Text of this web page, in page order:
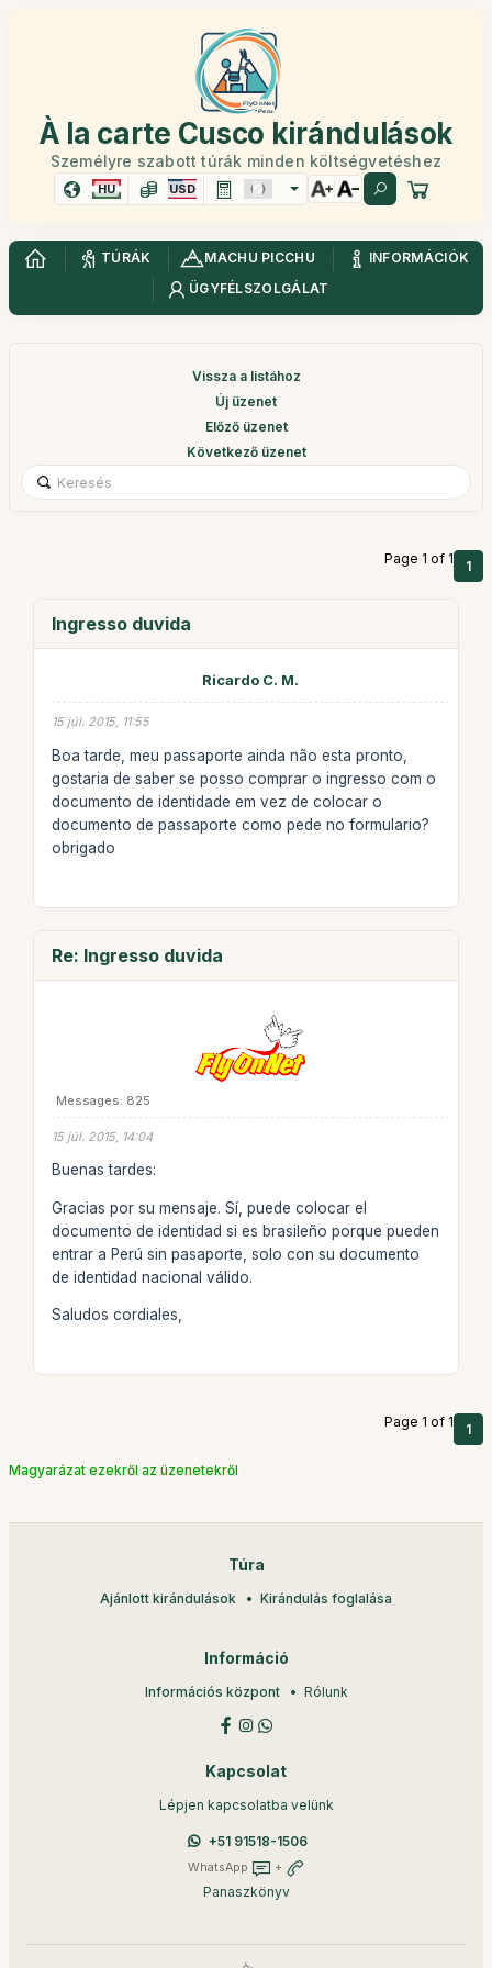
À la carte Cusco kirándulások
Személyre szabott túrák minden költségvetéshez
HU USD
TÚRÁK MACHU PICCHU
INFORMÁCIÓK
ÜGYFÉLSZOLGÁLAT
Vissza a listához
Új üzenet
Előző üzenet
Következő üzenet
Page 1 of 1 1
Ingresso duvida
Ricardo C. M.
15 júl. 2015, 11:55
Boa tarde, meu passaporte ainda não esta pronto,
gostaria de saber se posso comprar o ingresso com o
documento de identidade em vez de colocar o
documento de passaporte como pede no formulario?
obrigado
Re: Ingresso duvida
Messages: 825
15 júl. 2015, 14:04
Buenas tardes:
Gracias por su mensaje. Sí, puede colocar el
documento de identidad si es brasileño porque pueden
entrar a Perú sin pasaporte, solo con su documento
de identidad nacional válido.
Saludos cordiales,
Page 1 of 1 1
Magyarázat ezekről az üzenetekről
Túra
Ajánlott kirándulások Kirándulás foglalása
Információ
Információs központ Rólunk
Kapcsolat
Lépjen kapcsolatba velünk
+51 91518-1506
WhatsApp +
Panaszkönyv